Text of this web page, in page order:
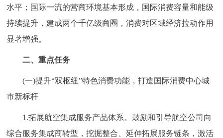
水平；国际一流的营商环境基本形成，国际消费容量和能级
持续提升，建成两个千亿级商圈，消费对区域经济拉动作用
显著增强。
二、重点任务
(一)提升“双枢纽”特色消费功能，打造国际消费中心城
市新标杆
1.拓展航空集成服务产品体系。鼓励和引导航空公司向
综合服务集成商转型，挖掘整合、延伸拓展服务链条，激活